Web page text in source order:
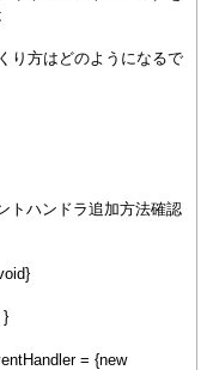
り方はどのようになるで
トハンドラ追加方法確認
}
= {new